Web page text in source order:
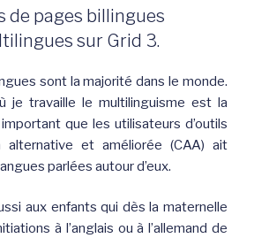
de pages billingues
sur Grid 3.
sont la majorité dans le monde.
je travaille le multilinguisme est la
que les utilisateurs d’outils
alternative et améliorée (CAA) ait
parlées autour d’eux.
aux enfants qui dès la maternelle
à l’anglais ou à l’allemand de